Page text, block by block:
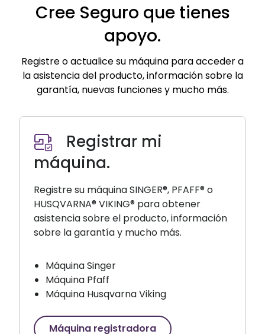
Cree Seguro que tienes
apoyo.
Registre o actualice su máquina para acceder a
la asistencia del producto, información sobre la
garantía, nuevas funciones y mucho más.
Registrar mi
máquina.
Registre su máquina SINGER®, PFAFF® o
HUSQVARNA® VIKING® para obtener
asistencia sobre el producto, información
sobre la garantía y mucho más.
Máquina Singer
Máquina Pfaff
Máquina Husqvarna Viking
Máquina registradora